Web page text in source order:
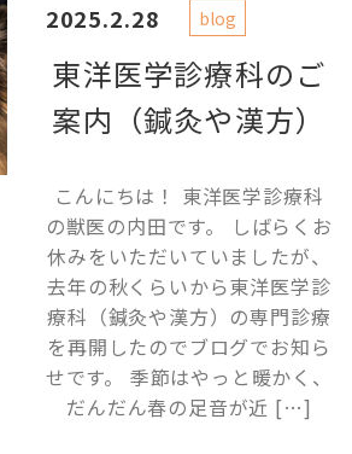
東洋医学診療科のご
案内（鍼灸や漢方）
2025.2.28 blog
こんにちは！ 東洋医学診療科
の獣医の内田です。 しばらくお
休みをいただいていましたが、
去年の秋くらいから東洋医学診
療科（鍼灸や漢方）の専門診療
を再開したのでブログでお知ら
せです。 季節はやっと暖かく、
だんだん春の足音が近 […]